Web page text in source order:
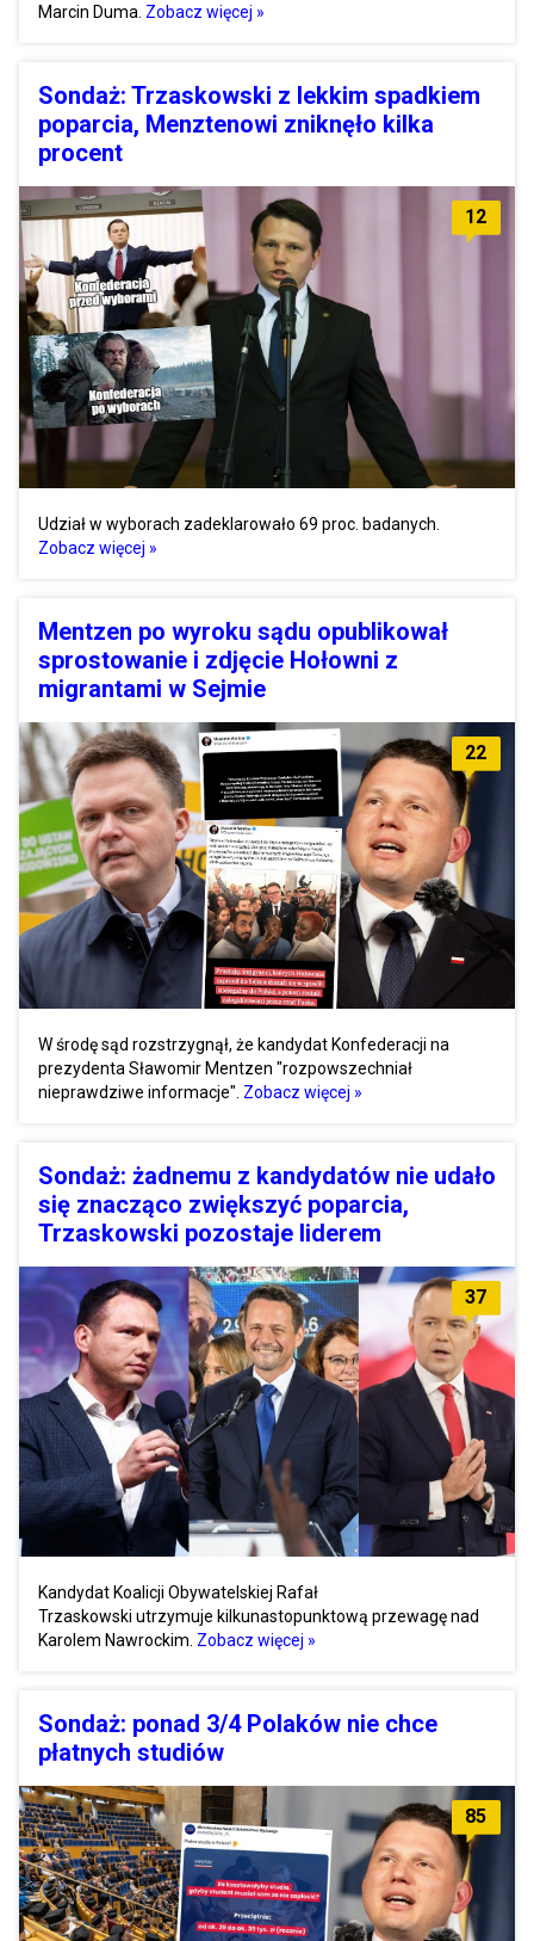
Marcin Duma. Zobacz więcej »
Sondaż: Trzaskowski z lekkim spadkiem
poparcia, Menztenowi zniknęło kilka
procent
12
Udział w wyborach zadeklarowało 69 proc. badanych.
Zobacz więcej »
Mentzen po wyroku sądu opublikował
sprostowanie i zdjęcie Hołowni z
migrantami w Sejmie
22
W środę sąd rozstrzygnął, że kandydat Konfederacji na
prezydenta Sławomir Mentzen "rozpowszechniał
nieprawdziwe informacje". Zobacz więcej »
Sondaż: żadnemu z kandydatów nie udało
się znacząco zwiększyć poparcia,
Trzaskowski pozostaje liderem
37
Kandydat Koalicji Obywatelskiej Rafał
Trzaskowski utrzymuje kilkunastopunktową przewagę nad
Karolem Nawrockim. Zobacz więcej »
Sondaż: ponad 3/4 Polaków nie chce
płatnych studiów
85